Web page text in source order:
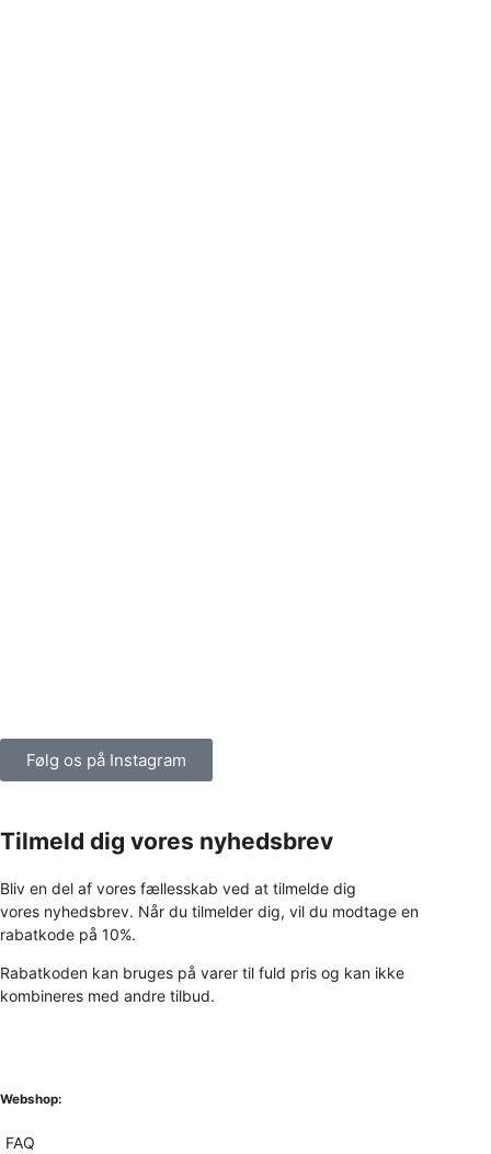
Følg os på Instagram
Tilmeld dig vores nyhedsbrev
Bliv en del af vores fællesskab ved at tilmelde dig
vores nyhedsbrev. Når du tilmelder dig, vil du modtage en
rabatkode på 10%.
Rabatkoden kan bruges på varer til fuld pris og kan ikke
kombineres med andre tilbud.
Webshop:
FAQ